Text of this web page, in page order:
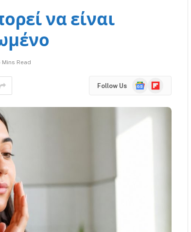
να είναι
Mins Read
Follow Us
GoogleFlipboard